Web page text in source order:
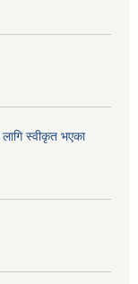
स्वीकृत भएका